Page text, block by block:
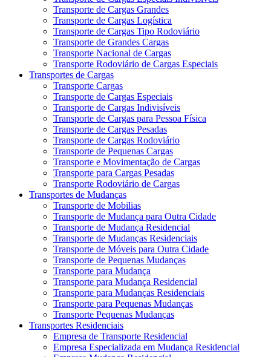
Transporte de Cargas Grandes
Transporte de Cargas Logística
Transporte de Cargas Tipo Rodoviário
Transporte de Grandes Cargas
Transporte Nacional de Cargas
Transporte Rodoviário de Cargas Especiais
Transportes de Cargas
Transporte Cargas
Transporte de Cargas Especiais
Transporte de Cargas Indivisíveis
Transporte de Cargas para Pessoa Física
Transporte de Cargas Pesadas
Transporte de Cargas Rodoviário
Transporte de Pequenas Cargas
Transporte e Movimentação de Cargas
Transporte para Cargas Pesadas
Transporte Rodoviário de Cargas
Transportes de Mudanças
Transporte de Mobilias
Transporte de Mudança para Outra Cidade
Transporte de Mudança Residencial
Transporte de Mudanças Residenciais
Transporte de Móveis para Outra Cidade
Transporte de Pequenas Mudanças
Transporte para Mudança
Transporte para Mudança Residencial
Transporte para Mudanças Residenciais
Transporte para Pequenas Mudanças
Transporte Pequenas Mudanças
Transportes Residenciais
Empresa de Transporte Residencial
Empresa Especializada em Mudança Residencial